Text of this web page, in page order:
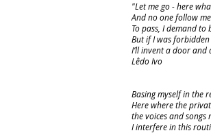
"Let me go - here
And no one follow
To pass, I demand to
But if I was forbidden
I’ll invent a door and
Lêdo Ivo
Basing myself in the
Here where the
the voices and
I interfere in this